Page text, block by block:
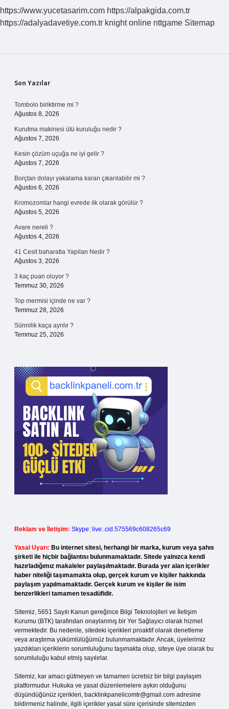
https://www.yucetasarim.com https://alpakgida.com.tr
https://adalyadavetiye.com.tr knight online nttgame Sitemap
Sidebar
Son Yazılar
Tombolo biriktirme mi ?
Ağustos 8, 2026
Kurutma makinesi ütü kuruluğu nedir ?
Ağustos 7, 2026
Kesin çözüm uçuğa ne iyi gelir ?
Ağustos 7, 2026
Borçtan dolayı yakalama kararı çıkarılabilir mi ?
Ağustos 6, 2026
Kromozomlar hangi evrede ilk olarak görülür ?
Ağustos 5, 2026
Avare nereli ?
Ağustos 4, 2026
41 Cesit baharatla Yapilan Nedir ?
Ağustos 3, 2026
3 kaç puan oluyor ?
Temmuz 30, 2026
Top mermisi içinde ne var ?
Temmuz 28, 2026
Sünnilik kaça ayrılır ?
Temmuz 25, 2026
Reklam ve İletişim: Skype: live:.cid.575569c608265c69
Yasal Uyarı: Bu internet sitesi, herhangi bir marka, kurum veya şahıs
şirketi ile hiçbir bağlantısı bulunmamaktadır. Sitede yalnızca kendi
hazırladığımız makaleler paylaşılmaktadır. Burada yer alan içerikler
haber niteliği taşımamakta olup, gerçek kurum ve kişiler hakkında
paylaşım yapılmamaktadır. Gerçek kurum ve kişiler ile isim
benzerlikleri tamamen tesadüfidir.
Sitemiz, 5651 Sayılı Kanun gereğince Bilgi Teknolojileri ve İletişim
Kurumu (BTK) tarafından onaylanmış bir Yer Sağlayıcı olarak hizmet
vermektedir. Bu nedenle, sitedeki içerikleri proaktif olarak denetleme
veya araştırma yükümlülüğümüz bulunmamaktadır. Ancak, üyelerimiz
yazdıkları içeriklerin sorumluluğunu taşımakta olup, siteye üye olarak bu
sorumluluğu kabul etmiş sayılırlar.
Sitemiz, kar amacı gütmeyen ve tamamen ücretsiz bir bilgi paylaşım
platformudur. Hukuka ve yasal düzenlemelere aykırı olduğunu
düşündüğünüz içerikleri, backlinkpanelicomtr@gmail.com adresine
bildirmeniz halinde, ilgili içerikler yasal süre içerisinde sitemizden